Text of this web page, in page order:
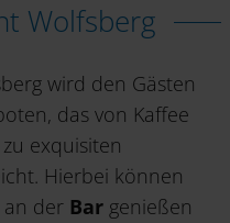
Wolfsberg
wird den Gästen
das von Kaffee
exquisiten
Hierbei können
an der Bar genießen